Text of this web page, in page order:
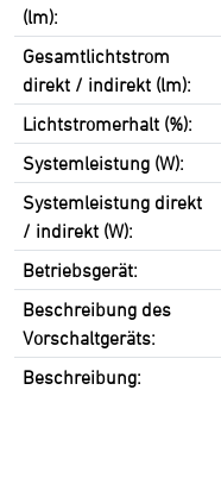
(lm):
Gesamtlichtstrom
direkt / indirekt (lm):
Lichtstromerhalt (%):
Systemleistung (W):
Systemleistung direkt
/ indirekt (W):
Betriebsgerät:
Beschreibung des
Vorschaltgeräts:
Beschreibung: